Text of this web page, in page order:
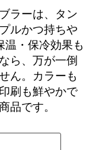
ラーは、タン
ルかつ持ちや
温・保冷効果も
ら、万が一倒
ん。カラーも
刷も鮮やかで
品です。